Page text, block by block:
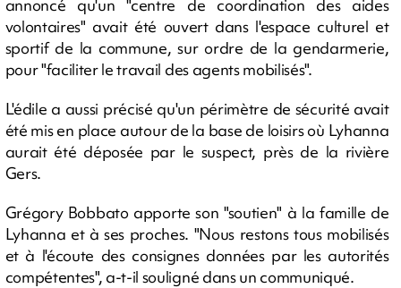
annoncé qu'un "centre de coordination des aides
volontaires" avait été ouvert dans l'espace culturel et
sportif de la commune, sur ordre de la gendarmerie,
pour "faciliter le travail des agents mobilisés".
L'édile a aussi précisé qu'un périmètre de sécurité avait
été mis en place autour de la base de loisirs où Lyhanna
aurait été déposée par le suspect, près de la rivière
Gers.
Grégory Bobbato apporte son "soutien" à la famille de
Lyhanna et à ses proches. "Nous restons tous mobilisés
et à l'écoute des consignes données par les autorités
compétentes", a-t-il souligné dans un communiqué.